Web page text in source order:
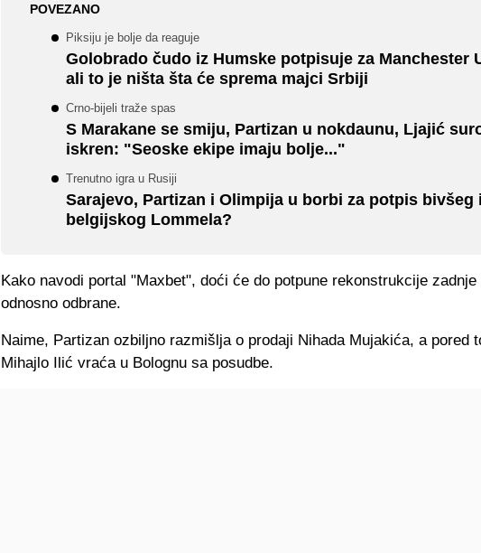
POVEZANO
Piksiju je bolje da reaguje
Golobrado čudo iz Humske potpisuje za Manchester
ali to je ništa šta će sprema majci Srbiji
Crno-bijeli traže spas
S Marakane se smiju, Partizan u nokdaunu, Ljajić
iskren: "Seoske ekipe imaju bolje..."
Trenutno igra u Rusiji
Sarajevo, Partizan i Olimpija u borbi za potpis bivšeg
belgijskog Lommela?
Kako navodi portal "Maxbet", doći će do potpune rekonstrukcije zadnje
odnosno odbrane.
Naime, Partizan ozbiljno razmišlja o prodaji Nihada Mujakića, a pored
Mihajlo Ilić vraća u Bolognu sa posudbe.